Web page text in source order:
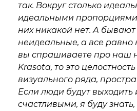
так. Вокруг столько
идеальными
них никакой нет. А бывают
неидеальные, а все равно
вы спрашиваете про наш
Krasota, то это
визуального ряда,
Если люди будут выходить
счастливыми, я буду знать,